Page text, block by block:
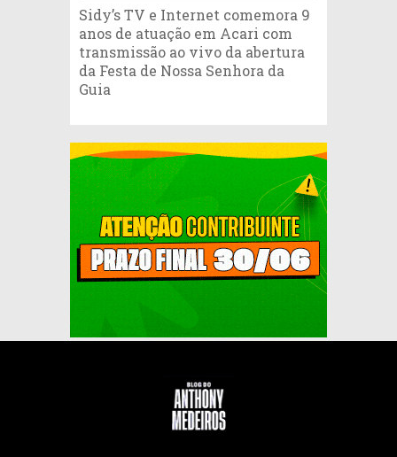
Sidy’s TV e Internet comemora 9
anos de atuação em Acari com
transmissão ao vivo da abertura
da Festa de Nossa Senhora da
Guia